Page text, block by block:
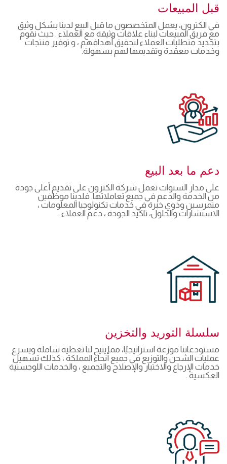
قبل المبيعات
في الكترون، يعمل المتخصصون ما قبل البيع لدينا بشكل وثيق
مع فريق المبيعات لبناء علاقات وثيقة مع العملاء . حيث نقوم
بتحديد متطلبات العملاء لتحقيق أهدافهم ، و توفير منتجات
وخدمات معقدة وتقديمها لهم بسهولة.
دعم ما بعد البيع
على مدار السنوات تعمل شركة الكترون على تقديم أعلى جودة
من الخدمة والدعم في جميع تعاملاتها. فلدينا موظفين
متمرسين وذوي خبرة في خدمات تكنولوجيا المعلومات ،
الاستشارات والحلول، تاكيد الجودة ، دعم العملاء .
سلسلة التوريد والتخزين
مستودعاتنا موزعة استراتيجيًا، مما يتيح لنا تغطية شاملة ويسرع
عمليات الشحن والتوزيع في جميع أنحاء المملكة ، كذلك تسهيل
خدمات الإرجاع والاختبار والإصلاح والتجميع ، والخدمات اللوجستية
العكسية .